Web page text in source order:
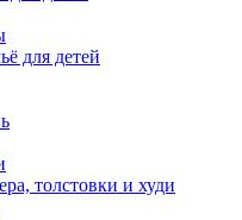
для детей
толстовки и худи